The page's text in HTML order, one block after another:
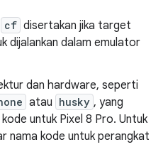
cf disertakan jika target
dijalankan dalam emulator
dan hardware, seperti
atau husky , yang
untuk Pixel 8 Pro. Untuk
nama kode untuk perangkat